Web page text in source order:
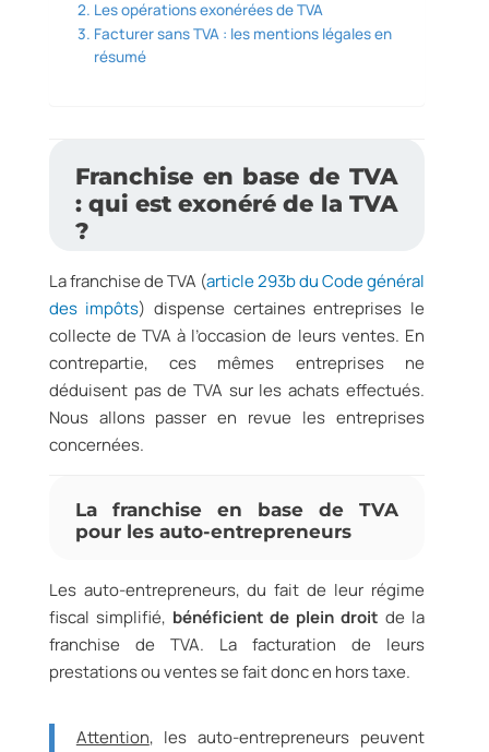
Les opérations exonérées de TVA
Facturer sans TVA : les mentions légales en
résumé
Franchise en base de TVA
: qui est exonéré de la TVA
?
La franchise de TVA (article 293b du Code général
des impôts) dispense certaines entreprises le
collecte de TVA à l’occasion de leurs ventes. En
contrepartie, ces mêmes entreprises ne
déduisent pas de TVA sur les achats effectués.
Nous allons passer en revue les entreprises
concernées.
La franchise en base de TVA
pour les auto-entrepreneurs
Les auto-entrepreneurs, du fait de leur régime
fiscal simplifié, bénéficient de plein droit de la
franchise de TVA. La facturation de leurs
prestations ou ventes se fait donc en hors taxe.
Attention, les auto-entrepreneurs peuvent